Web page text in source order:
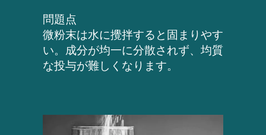
問題点
微粉末は水に攪拌すると固まりやす
い。成分が均一に分散されず、均質
な投与が難しくなります。